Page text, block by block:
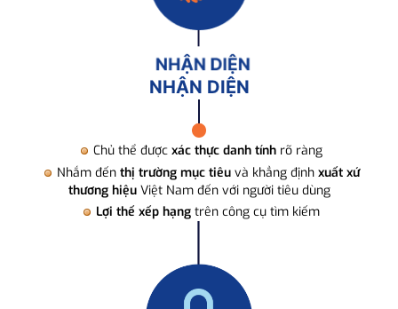
NHẬN DIỆN
Chủ thể được xác thực danh tính rõ ràng
Nhắm đến thị trường mục tiêuvà khẳng định xuất xứ
thương hiệuViệt Nam đến với người tiêu dùng
Lợi thế xếp hạng trên công cụ tìm kiếm